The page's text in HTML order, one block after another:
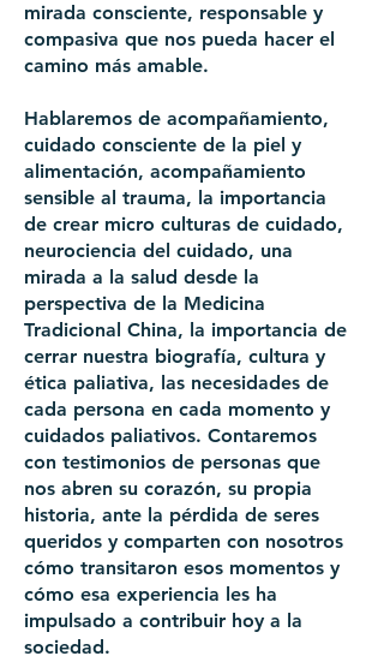
mirada consciente, responsable y
compasiva que nos pueda hacer el
camino más amable.
Hablaremos de acompañamiento,
cuidado consciente de la piel y
alimentación, acompañamiento
sensible al trauma, la importancia
de crear micro culturas de cuidado,
neurociencia del cuidado, una
mirada a la salud desde la
perspectiva de la Medicina
Tradicional China, la importancia de
cerrar nuestra biografía, cultura y
ética paliativa, las necesidades de
cada persona en cada momento y
cuidados paliativos. Contaremos
con testimonios de personas que
nos abren su corazón, su propia
historia, ante la pérdida de seres
queridos y comparten con nosotros
cómo transitaron esos momentos y
cómo esa experiencia les ha
impulsado a contribuir hoy a la
sociedad.